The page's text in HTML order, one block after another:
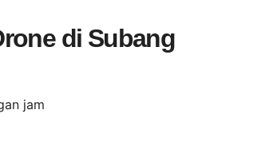
di Subang
jam